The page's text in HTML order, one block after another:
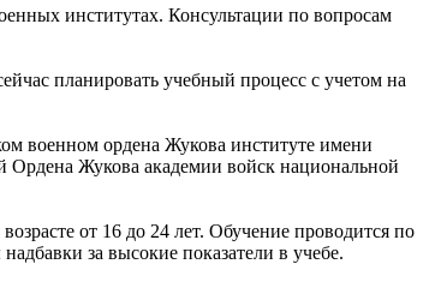
институтах. Консультации по вопросам
планировать учебный процесс с учетом на
военном ордена Жукова институте имени
Жукова академии войск национальной
от 16 до 24 лет. Обучение проводится по
за высокие показатели в учебе.